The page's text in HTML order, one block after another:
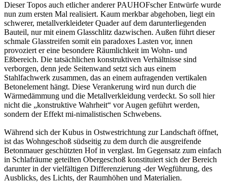
Dieser Topos auch etlicher anderer PAUHOFscher Entwürfe wurde
nun zum ersten Mal realisiert. Kaum merkbar abgehoben, liegt ein
schwerer, metallverkleideter Quader auf dem darunterliegenden
Bauteil, nur mit einem Glasschlitz dazwischen. Außen führt dieser
schmale Glasstreifen somit ein paradoxes Lasten vor, innen
provoziert er eine besondere Räumlichkeit im Wohn- und
Eßbereich. Die tatsächlichen konstruktiven Verhältnisse sind
verborgen, denn jede Seitenwand setzt sich aus einem
Stahlfachwerk zusammen, das an einem aufragenden vertikalen
Betonelement hängt. Diese Verankerung wird nun durch die
Wärmedämmung und die Metallverkleidung verdeckt. So soll hier
nicht die „konstruktive Wahrheit“ vor Augen geführt werden,
sondern der Effekt mi-nimalistischen Schwebens.
Während sich der Kubus in Ostwestrichtung zur Landschaft öffnet,
ist das Wohngeschoß südseitig zu dem durch die ausgreifende
Betonmauer geschützten Hof in verglast. Im Gegensatz zum einfach
in Schlafräume geteilten Obergeschoß konstituiert sich der Bereich
darunter in der vielfältigen Differenzierung -der Wegführung, des
Ausblicks, des Lichts, der Raumhöhen und Materialien.